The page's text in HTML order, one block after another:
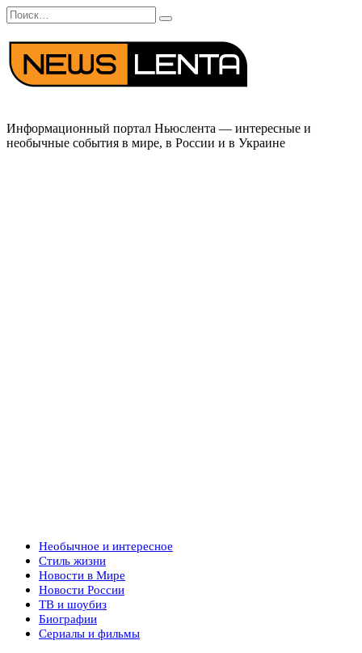
Перейти
к
содержанию
Search
for:
Информационный портал Ньюслента — интересные и
необычные события в мире, в России и в Украине
Необычное и интересное
Стиль жизни
Новости в Мире
Новости России
ТВ и шоубиз
Биографии
Сериалы и фильмы